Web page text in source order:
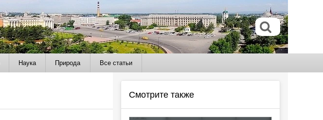
Наука Природа Все статьи
Смотрите также